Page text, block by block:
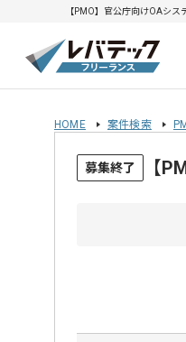
【PMO】官公庁向けOAシ
HOME 案件検索
募集終了 【